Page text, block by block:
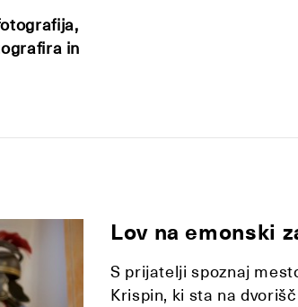
in
Lov na emonski
S prijatelji spoznaj
Krispin, ki sta na